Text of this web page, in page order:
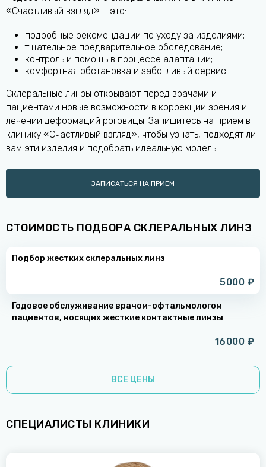
«Счастливый взгляд» – это:
подробные рекомендации по уходу за изделиями;
тщательное предварительное обследование;
контроль и помощь в процессе адаптации;
комфортная обстановка и заботливый сервис.
Склеральные линзы открывают перед врачами и
пациентами новые возможности в коррекции зрения и
лечении деформаций роговицы. Запишитесь на прием в
клинику «Счастливый взгляд», чтобы узнать, подходят ли
вам эти изделия и подобрать идеальную модель.
ЗАПИСАТЬСЯ НА ПРИЕМ
СТОИМОСТЬ ПОДБОРА СКЛЕРАЛЬНЫХ ЛИНЗ
Подбор жестких склеральных линз
5000 ₽
Годовое обслуживание врачом-офтальмологом
пациентов, носящих жесткие контактные линзы
16000 ₽
ВСЕ ЦЕНЫ
СПЕЦИАЛИСТЫ КЛИНИКИ